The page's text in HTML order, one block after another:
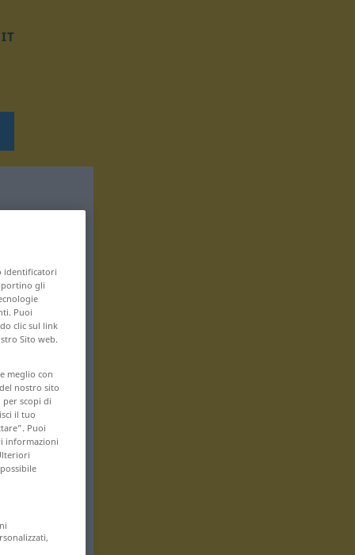
IT
identificatori
gli
Puoi
clic sul link
Sito web.
meglio con
nostro sito
per scopi di
il tuo
Puoi
informazioni